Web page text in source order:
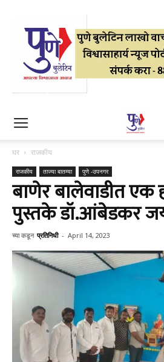
घर राजकीय
राजकीय ताज्या बातम्या पुणे -उपनगर
बाणेर बालेवाडीत एक
पुस्तके डॉ.आंबेडकर
च्या कडून प्रतिनिधी - April 14, 2023